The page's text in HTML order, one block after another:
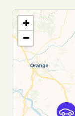
ROUTE D'APT
L'ISLE-SUR-
Voir l'agence
Free2Move
AUBIGNAN (C)
ZA LES
AUBIGNAN,
+
−